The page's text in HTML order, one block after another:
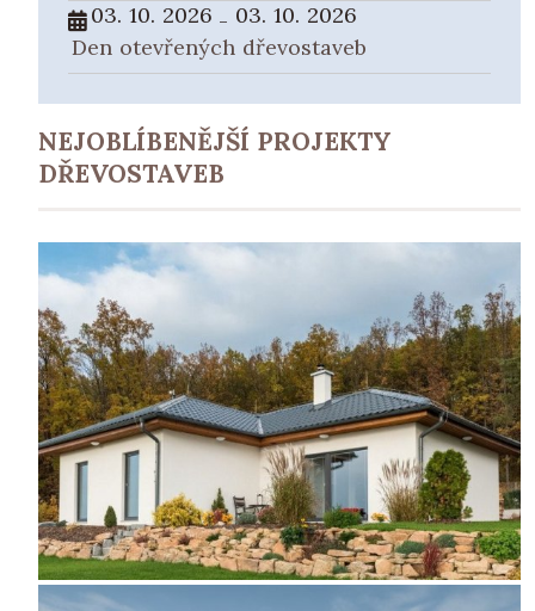
03. 10. 2026 - 03. 10. 2026
Den otevřených dřevostaveb
NEJOBLÍBENĚJŠÍ PROJEKTY
DŘEVOSTAVEB